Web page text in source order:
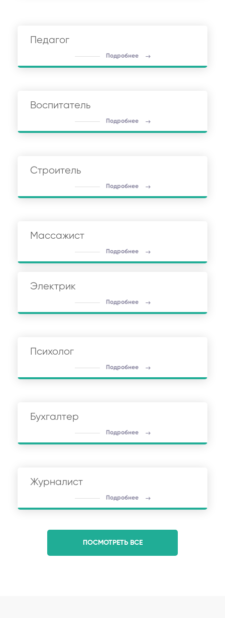
Педагог
Подробнее
Воспитатель
Подробнее
Строитель
Подробнее
Массажист
Подробнее
Электрик
Подробнее
Психолог
Подробнее
Бухгалтер
Подробнее
Журналист
Подробнее
ПОСМОТРЕТЬ ВСЕ